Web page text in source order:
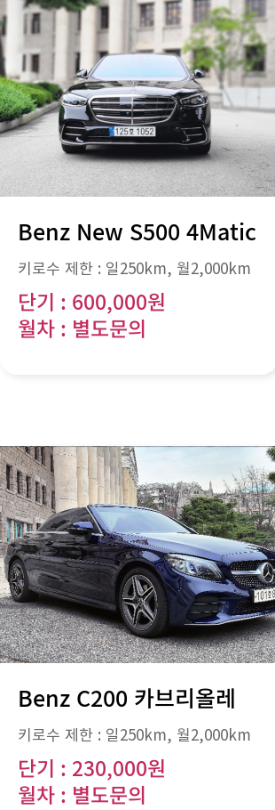
Benz New S500 4Matic
키로수 제한 : 일250km, 월2,000km
단기 : 600,000원
월차 : 별도문의
Benz C200 카브리올레
키로수 제한 : 일250km, 월2,000km
단기 : 230,000원
월차 : 별도문의